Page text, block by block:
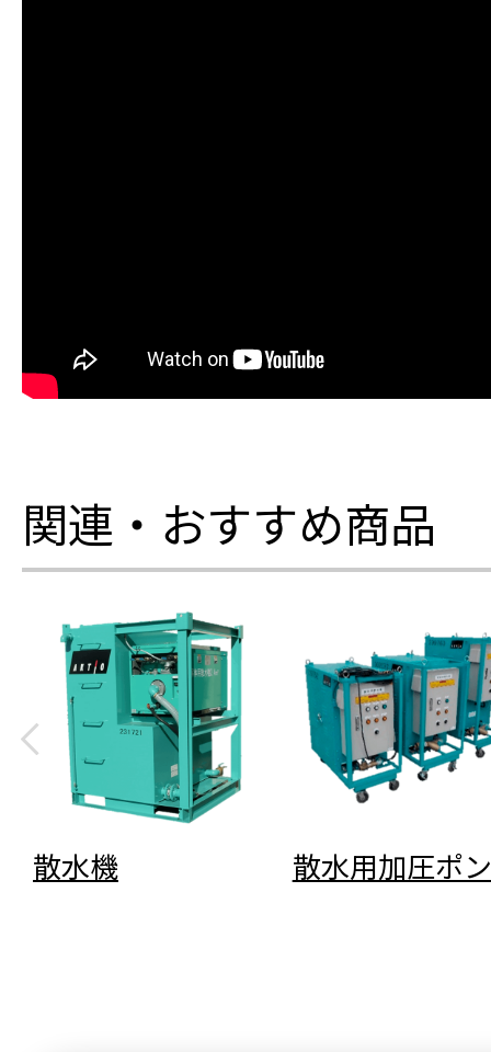
関連・おすすめ商品
散水機 散水用加圧ポ